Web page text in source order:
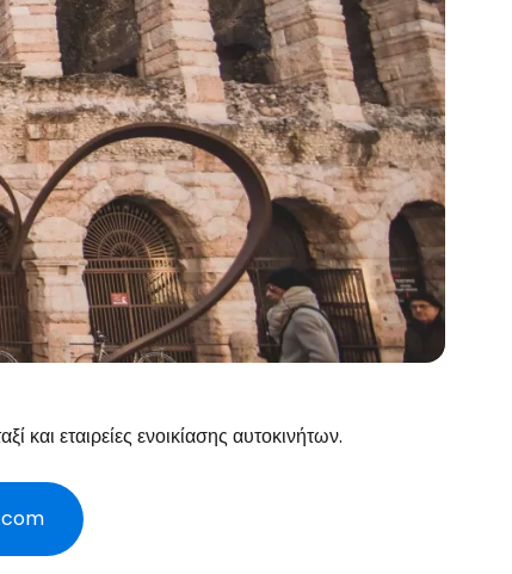
και εταιρείες ενοικίασης αυτοκινήτων.